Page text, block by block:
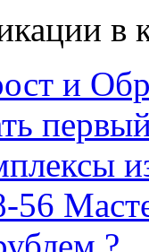
в
и
56